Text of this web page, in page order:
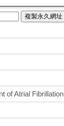
複製永久網址
of Atrial Fibrillation